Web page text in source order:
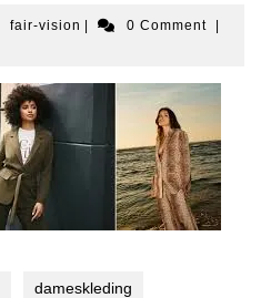
fair-vision fair-
0 Comment
dameskleding